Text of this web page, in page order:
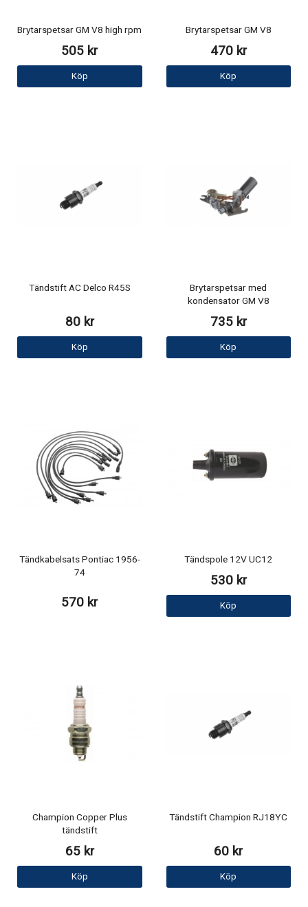
Brytarspetsar GM V8 high rpm
505 kr
Köp
Brytarspetsar GM V8
470 kr
Köp
Tändstift AC Delco R45S
80 kr
Köp
Brytarspetsar med
kondensator GM V8
735 kr
Köp
Tändkabelsats Pontiac 1956-
74
570 kr
Tändspole 12V UC12
530 kr
Köp
Champion Copper Plus
tändstift
65 kr
Köp
Tändstift Champion RJ18YC
60 kr
Köp